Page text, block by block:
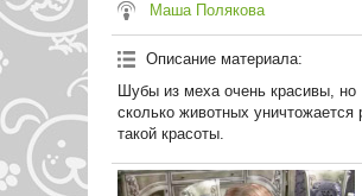
Маша Полякова
Описание материала:
Шубы из меха очень красивы, но
сколько животных уничтожается
такой красоты.